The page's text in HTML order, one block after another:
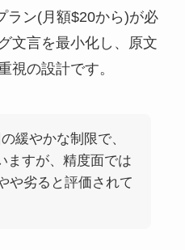
ラン(月額$20から)が必
文言を最小化し、原文
視の設計です。
緩やかな制限で、
ますが、精度面では
や劣ると評価されて